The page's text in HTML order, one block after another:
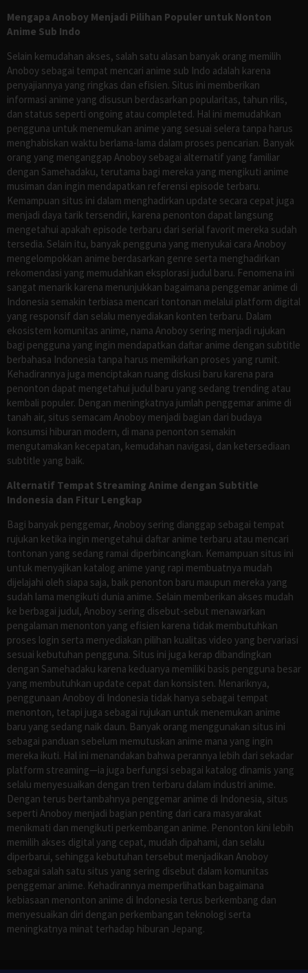
Mengapa Anoboy Menjadi Pilihan Populer untuk Nonton
Anime Sub Indo
Selain kemudahan akses, salah satu alasan banyak orang memilih
Anoboy sebagai tempat mencari anime sub Indo adalah karena
penyajiannya yang ringkas dan efisien. Situs ini memberikan
informasi anime yang disusun berdasarkan popularitas, tahun rilis,
dan status seperti ongoing atau completed. Hal ini memudahkan
pengguna untuk menemukan anime yang sesuai selera tanpa harus
menghabiskan waktu berlama-lama dalam proses pencarian. Banyak
orang yang menganggap Anoboy sebagai alternatif yang familiar
dengan Samehadaku, terutama bagi mereka yang mengikuti anime
musiman dan ingin mendapatkan referensi episode terbaru.
Kemampuan situs ini dalam menghadirkan update secara cepat juga
menjadi daya tarik tersendiri, karena penonton dapat langsung
mengetahui apakah episode terbaru dari serial favorit mereka sudah
tersedia. Selain itu, banyak pengguna yang menyukai cara Anoboy
mengelompokkan anime berdasarkan genre serta menghadirkan
rekomendasi yang memudahkan eksplorasi judul baru. Fenomena ini
sangat menarik karena menunjukkan bagaimana penggemar anime di
Indonesia semakin terbiasa mencari tontonan melalui platform digital
yang responsif dan selalu menyediakan konten terbaru. Dalam
ekosistem komunitas anime, nama Anoboy sering menjadi rujukan
bagi pengguna yang ingin mendapatkan daftar anime dengan subtitle
berbahasa Indonesia tanpa harus memikirkan proses yang rumit.
Kehadirannya juga menciptakan ruang diskusi baru karena para
penonton dapat mengetahui judul baru yang sedang trending atau
kembali populer. Dengan meningkatnya jumlah penggemar anime di
tanah air, situs semacam Anoboy menjadi bagian dari budaya
konsumsi hiburan modern, di mana penonton semakin
mengutamakan kecepatan, kemudahan navigasi, dan ketersediaan
subtitle yang baik.
Alternatif Tempat Streaming Anime dengan Subtitle
Indonesia dan Fitur Lengkap
Bagi banyak penggemar, Anoboy sering dianggap sebagai tempat
rujukan ketika ingin mengetahui daftar anime terbaru atau mencari
tontonan yang sedang ramai diperbincangkan. Kemampuan situs ini
untuk menyajikan katalog anime yang rapi membuatnya mudah
dijelajahi oleh siapa saja, baik penonton baru maupun mereka yang
sudah lama mengikuti dunia anime. Selain memberikan akses mudah
ke berbagai judul, Anoboy sering disebut-sebut menawarkan
pengalaman menonton yang efisien karena tidak membutuhkan
proses login serta menyediakan pilihan kualitas video yang bervariasi
sesuai kebutuhan pengguna. Situs ini juga kerap dibandingkan
dengan Samehadaku karena keduanya memiliki basis pengguna besar
yang membutuhkan update cepat dan konsisten. Menariknya,
penggunaan Anoboy di Indonesia tidak hanya sebagai tempat
menonton, tetapi juga sebagai rujukan untuk menemukan anime
baru yang sedang naik daun. Banyak orang menggunakan situs ini
sebagai panduan sebelum memutuskan anime mana yang ingin
mereka ikuti. Hal ini menandakan bahwa perannya lebih dari sekadar
platform streaming—ia juga berfungsi sebagai katalog dinamis yang
selalu menyesuaikan dengan tren terbaru dalam industri anime.
Dengan terus bertambahnya penggemar anime di Indonesia, situs
seperti Anoboy menjadi bagian penting dari cara masyarakat
menikmati dan mengikuti perkembangan anime. Penonton kini lebih
memilih akses digital yang cepat, mudah dipahami, dan selalu
diperbarui, sehingga kebutuhan tersebut menjadikan Anoboy
sebagai salah satu situs yang sering disebut dalam komunitas
penggemar anime. Kehadirannya memperlihatkan bagaimana
kebiasaan menonton anime di Indonesia terus berkembang dan
menyesuaikan diri dengan perkembangan teknologi serta
meningkatnya minat terhadap hiburan Jepang.